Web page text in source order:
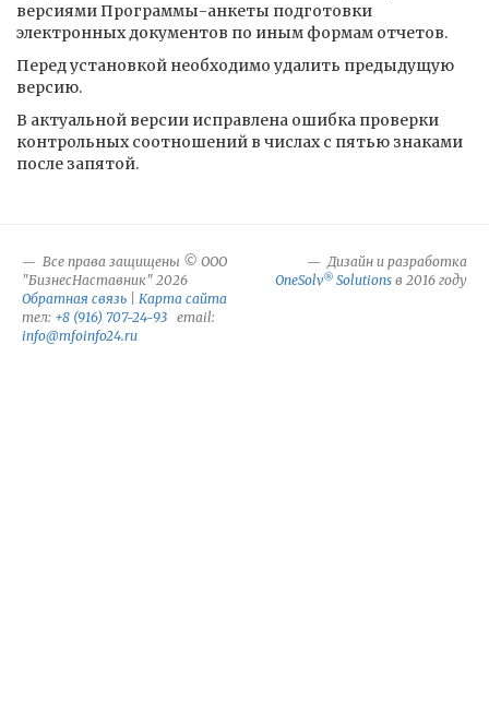
версиями Программы-анкеты подготовки
электронных документов по иным формам отчетов.
Перед установкой необходимо удалить предыдущую
версию.
В актуальной версии исправлена ошибка проверки
контрольных соотношений в числах с пятью знаками
после запятой.
Все права защищены © ООО
"БизнесНаставник" 2026
Обратная связь
Карта сайта
тел: +8 (916) 707-24-93 email:
info@mfoinfo24.ru
Дизайн и разработка
OneSolv® Solutions в 2016 году